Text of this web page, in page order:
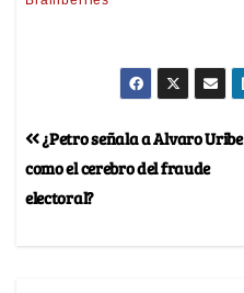
¿Petro señala a Alvaro Uribe
como el cerebro del fraude
electoral?